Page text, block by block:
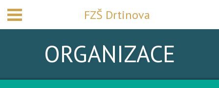
FZŠ Drtinova
ORGANIZACE